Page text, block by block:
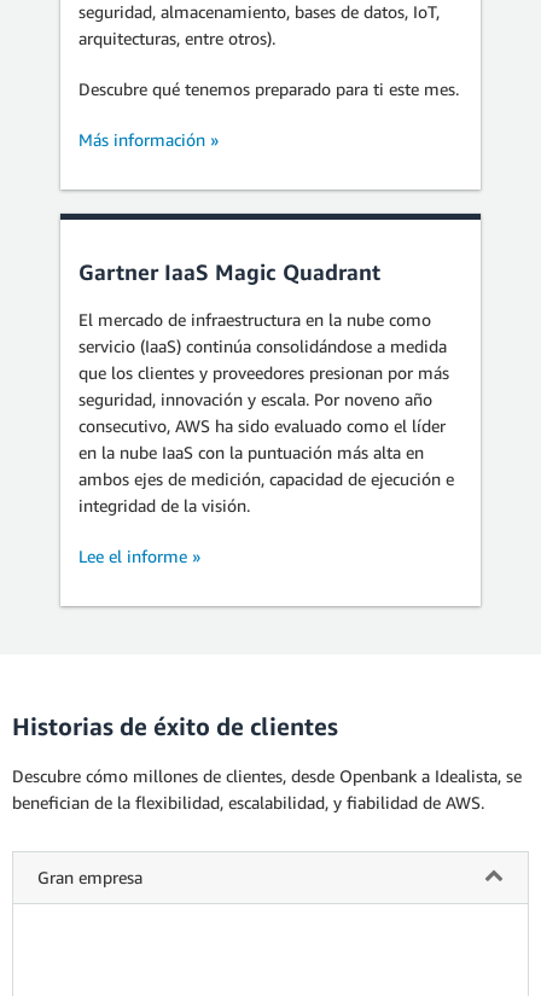
seguridad, almacenamiento, bases de datos, IoT,
arquitecturas, entre otros).
Descubre qué tenemos preparado para ti este mes.
Más información »
Gartner IaaS Magic Quadrant
El mercado de infraestructura en la nube como
servicio (IaaS) continúa consolidándose a medida
que los clientes y proveedores presionan por más
seguridad, innovación y escala. Por noveno año
consecutivo, AWS ha sido evaluado como el líder
en la nube IaaS con la puntuación más alta en
ambos ejes de medición, capacidad de ejecución e
integridad de la visión.
Lee el informe »
Historias de éxito de clientes
Descubre cómo millones de clientes, desde Openbank a Idealista, se
benefician de la flexibilidad, escalabilidad, y fiabilidad de AWS.
Gran empresa